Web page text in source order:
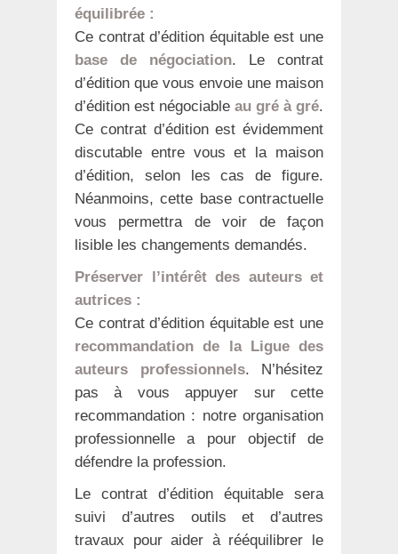
équilibrée :
Ce contrat d’édition équitable est une
base de négociation. Le contrat
d’édition que vous envoie une maison
d’édition est négociable au gré à gré.
Ce contrat d’édition est évidemment
discutable entre vous et la maison
d’édition, selon les cas de figure.
Néanmoins, cette base contractuelle
vous permettra de voir de façon
lisible les changements demandés.
Préserver l’intérêt des auteurs et
autrices :
Ce contrat d’édition équitable est une
recommandation de la Ligue des
auteurs professionnels. N’hésitez
pas à vous appuyer sur cette
recommandation : notre organisation
professionnelle a pour objectif de
défendre la profession.
Le contrat d’édition équitable sera
suivi d’autres outils et d’autres
travaux pour aider à rééquilibrer le